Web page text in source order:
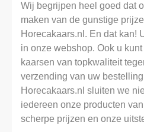
Wij begrijpen heel goed dat
maken van de gunstige
Horecakaars.nl. En dat kan!
in onze webshop. Ook u
kaarsen van topkwaliteit
verzending van uw
Horecakaars.nl sluiten we
iedereen onze producten
scherpe prijzen en onze